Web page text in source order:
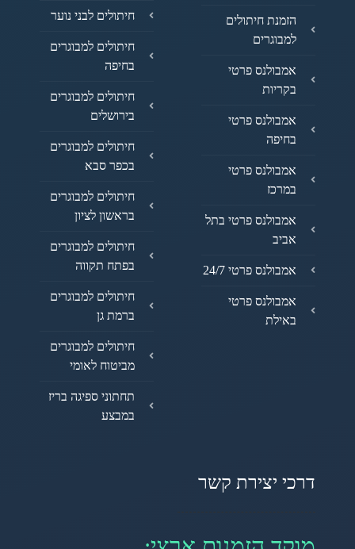
הזמנת חיתולים
למבוגרים
אמבולנס פרטי
בקריות
אמבולנס פרטי
בחיפה
אמבולנס פרטי
במרכז
אמבולנס פרטי בתל
אביב
אמבולנס פרטי 24/7
אמבולנס פרטי
באילת
חיתולים לבני נוער
חיתולים למבוגרים
בחיפה
חיתולים למבוגרים
בירושלים
חיתולים למבוגרים
בכפר סבא
חיתולים למבוגרים
בראשון לציון
חיתולים למבוגרים
בפתח תקווה
חיתולים למבוגרים
ברמת גן
חיתולים למבוגרים
מביטוח לאומי
תחתוני ספיגה בריז
במבצע
דרכי יצירת קשר